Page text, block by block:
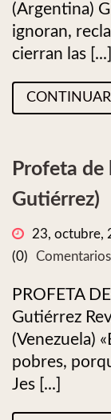
(Argentina)
ignoran,
cierran las [...]
Profeta de
Gutiérrez)
23, octubre,
(0)
Comentarios
PROFETA
Gutiérrez
(Venezuela)
pobres,
Jes [...]